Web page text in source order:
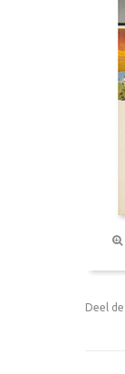
Deel